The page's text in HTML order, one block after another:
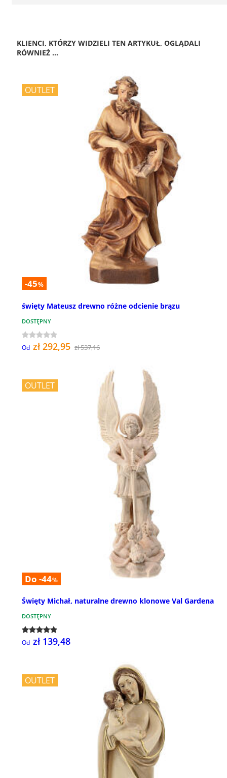
KLIENCI, KTÓRZY WIDZIELI TEN ARTYKUŁ, OGLĄDALI
RÓWNIEŻ ...
OUTLET
-45%
święty Mateusz drewno różne odcienie brązu
DOSTĘPNY
Od zł 292,95 zł 537,16
OUTLET
Do -44%
Święty Michał, naturalne drewno klonowe Val Gardena
DOSTĘPNY
Od zł 139,48
OUTLET